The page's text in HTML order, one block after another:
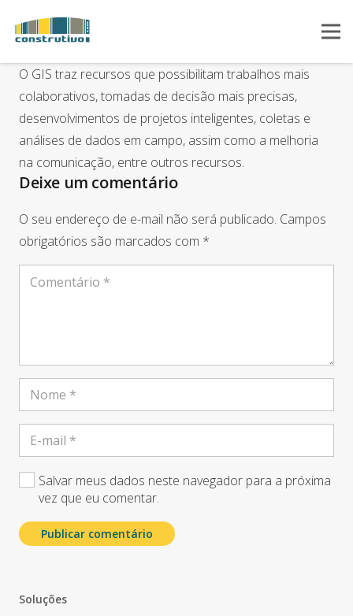
O GIS traz recursos que possibilitam trabalhos mais
colaborativos, tomadas de decisão mais precisas,
desenvolvimentos de projetos inteligentes, coletas e
análises de dados em campo, assim como a melhoria
na comunicação, entre outros recursos.
Deixe um comentário
O seu endereço de e-mail não será publicado. Campos
obrigatórios são marcados com *
Salvar meus dados neste navegador para a próxima
vez que eu comentar.
Publicar comentário
Soluções